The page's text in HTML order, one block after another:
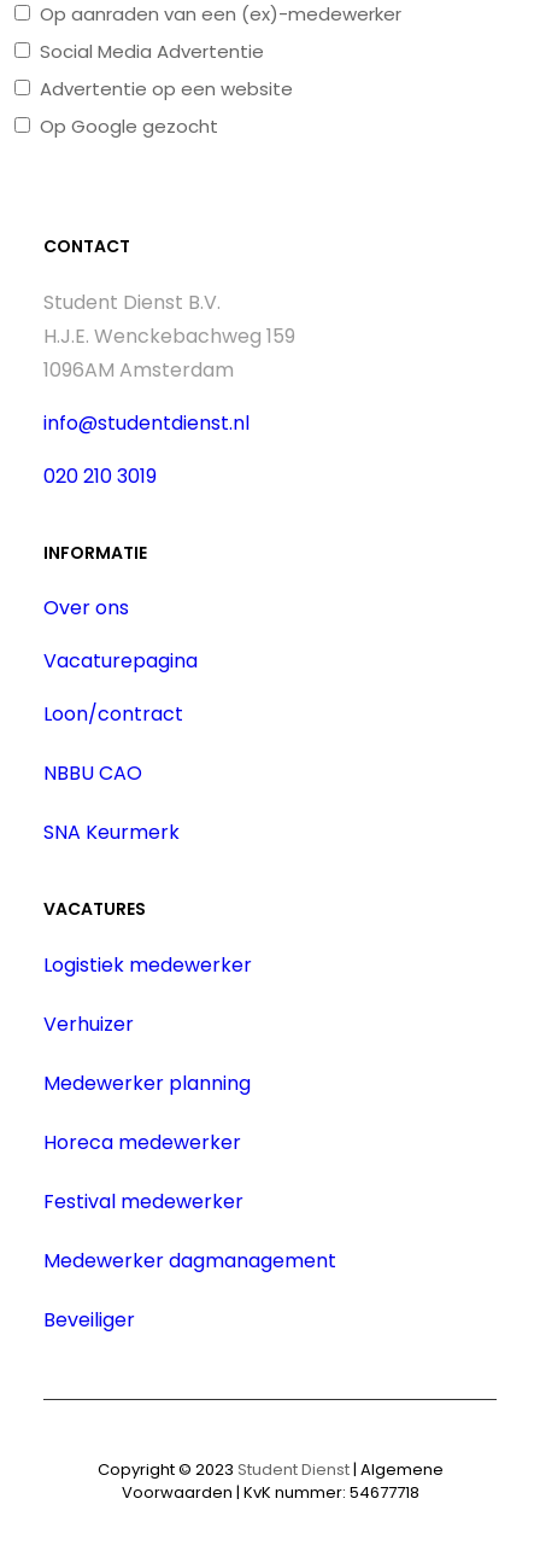
Op aanraden van een (ex)-medewerker
Social Media Advertentie
Advertentie op een website
Op Google gezocht
CONTACT
Student Dienst B.V.
H.J.E. Wenckebachweg 159
1096AM Amsterdam
info@studentdienst.nl
020 210 3019
INFORMATIE
Over ons
Vacaturepagina
Loon/contract
NBBU CAO
SNA Keurmerk
VACATURES
Logistiek medewerker
Verhuizer
Medewerker planning
Horeca medewerker
Festival medewerker
Medewerker dagmanagement
Beveiliger
Copyright © 2023 Student Dienst| Algemene
Voorwaarden | KvK nummer: 54677718